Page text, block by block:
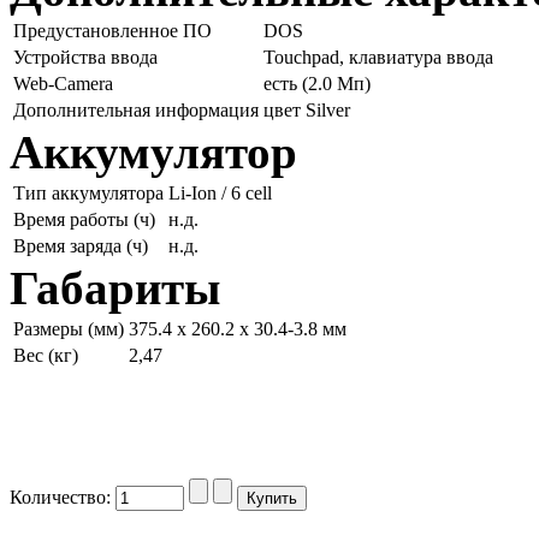
Предустановленное ПО
DOS
Устройства ввода
Touchpad, клавиатура ввода
Web-Camera
есть (2.0 Мп)
Дополнительная информация цвет Silver
Аккумулятор
Тип аккумулятора Li-Ion / 6 cell
Время работы (ч)
н.д.
Время заряда (ч)
н.д.
Габариты
Размеры (мм) 375.4 x 260.2 x 30.4-3.8 мм
Вес (кг)
2,47
Количество: